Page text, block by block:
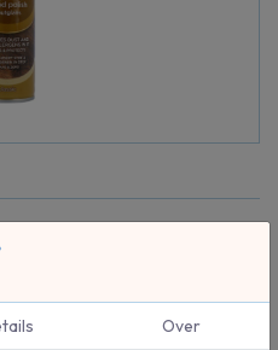
de uitstraling van de
glanzende coating te bieden
Over